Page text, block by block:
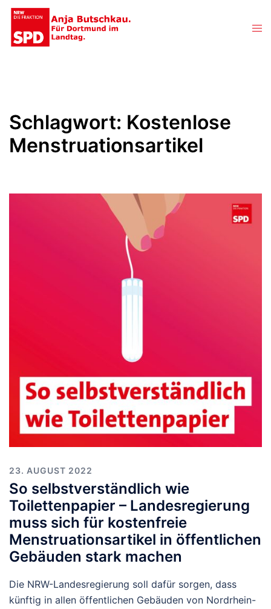
Zum
Inhalt
springen
Schlagwort: Kostenlose
Menstruationsartikel
23. AUGUST 2022
So selbstverständlich wie
Toilettenpapier – Landesregierung
muss sich für kostenfreie
Menstruationsartikel in öffentlichen
Gebäuden stark machen
Die NRW-Landesregierung soll dafür sorgen, dass
künftig in allen öffentlichen Gebäuden von Nordrhein-